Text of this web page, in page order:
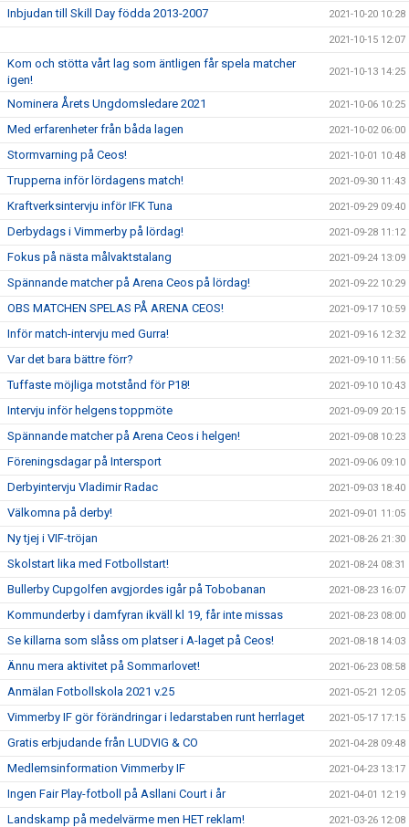
Inbjudan till Skill Day födda 2013-2007 2021-10-20 10:28
2021-10-15 12:07
Kom och stötta vårt lag som äntligen får spela matcher
igen!
2021-10-13 14:25
Nominera Årets Ungdomsledare 2021 2021-10-06 10:25
Med erfarenheter från båda lagen 2021-10-02 06:00
Stormvarning på Ceos! 2021-10-01 10:48
Trupperna inför lördagens match! 2021-09-30 11:43
Kraftverksintervju inför IFK Tuna 2021-09-29 09:40
Derbydags i Vimmerby på lördag! 2021-09-28 11:12
Fokus på nästa målvaktstalang 2021-09-24 13:09
Spännande matcher på Arena Ceos på lördag! 2021-09-22 10:29
OBS MATCHEN SPELAS PÅ ARENA CEOS! 2021-09-17 10:59
Inför match-intervju med Gurra! 2021-09-16 12:32
Var det bara bättre förr? 2021-09-10 11:56
Tuffaste möjliga motstånd för P18! 2021-09-10 10:43
Intervju inför helgens toppmöte 2021-09-09 20:15
Spännande matcher på Arena Ceos i helgen! 2021-09-08 10:23
Föreningsdagar på Intersport 2021-09-06 09:10
Derbyintervju Vladimir Radac 2021-09-03 18:40
Välkomna på derby! 2021-09-01 11:05
Ny tjej i VIF-tröjan 2021-08-26 21:30
Skolstart lika med Fotbollstart! 2021-08-24 08:31
Bullerby Cupgolfen avgjordes igår på Tobobanan 2021-08-23 16:07
Kommunderby i damfyran ikväll kl 19, får inte missas 2021-08-23 08:00
Se killarna som slåss om platser i A-laget på Ceos! 2021-08-18 14:03
Ännu mera aktivitet på Sommarlovet! 2021-06-23 08:58
Anmälan Fotbollskola 2021 v.25 2021-05-21 12:05
Vimmerby IF gör förändringar i ledarstaben runt herrlaget 2021-05-17 17:15
Gratis erbjudande från LUDVIG & CO 2021-04-28 09:48
Medlemsinformation Vimmerby IF 2021-04-23 13:17
Ingen Fair Play-fotboll på Asllani Court i år 2021-04-01 12:19
Landskamp på medelvärme men HET reklam! 2021-03-26 12:08